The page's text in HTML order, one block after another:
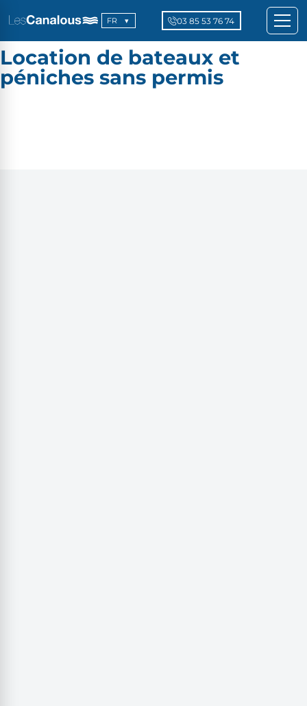
FR 03 85 53 76 74
Location de bateaux et
péniches sans permis